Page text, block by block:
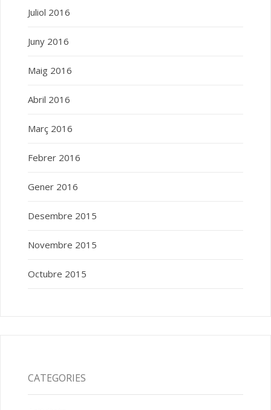
Juliol 2016
Juny 2016
Maig 2016
Abril 2016
Març 2016
Febrer 2016
Gener 2016
Desembre 2015
Novembre 2015
Octubre 2015
CATEGORIES